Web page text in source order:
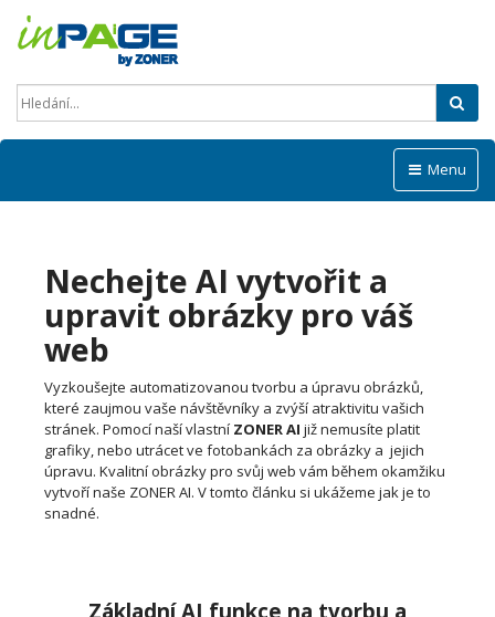
Menu
Nechejte AI vytvořit a
upravit obrázky pro váš
web
Vyzkoušejte automatizovanou tvorbu a úpravu obrázků,
které zaujmou vaše návštěvníky a zvýší atraktivitu vašich
stránek. Pomocí naší vlastní ZONER AI již nemusíte platit
grafiky, nebo utrácet ve fotobankách za obrázky a jejich
úpravu. Kvalitní obrázky pro svůj web vám během okamžiku
vytvoří naše ZONER AI. V tomto článku si ukážeme jak je to
snadné.
Základní AI funkce na tvorbu a